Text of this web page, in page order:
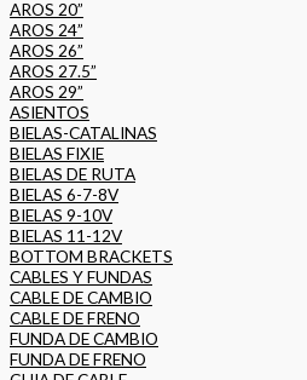
AROS 20”
AROS 24”
AROS 26”
AROS 27.5”
AROS 29”
ASIENTOS
BIELAS-CATALINAS
BIELAS FIXIE
BIELAS DE RUTA
BIELAS 6-7-8V
BIELAS 9-10V
BIELAS 11-12V
BOTTOM BRACKETS
CABLES Y FUNDAS
CABLE DE CAMBIO
CABLE DE FRENO
FUNDA DE CAMBIO
FUNDA DE FRENO